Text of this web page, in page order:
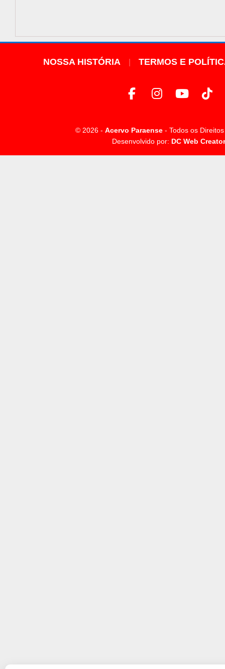
NOSSA HISTÓRIA TERMOS E
© 2026 - Acervo Paraense - Todos os
Desenvolvido por: DC Web